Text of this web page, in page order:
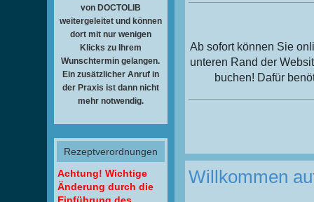
von DOCTOLIB
weitergeleitet und können
dort mit nur wenigen
Klicks zu Ihrem
Wunschtermin gelangen.
Ein zusätzlicher Anruf in
der Praxis ist dann nicht
mehr notwendig.
Rezeptverordnungen
Achtung! Wichtige
Änderung durch die
Ab sofort können Sie
unteren Rand der
buchen! Dafür
Willkommen